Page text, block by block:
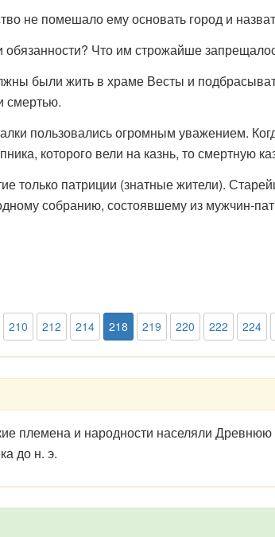
не помешало ему основать город и
Что им строжайше
были жить в храме Весты и
смертью.
пользовались огромным уважением.
которого вели на казнь, то смертную
только патриции (знатные жители).
собранию, состоявшему из мужчин-
210 212 214 218 219 220 222 224
племена и народности населяли
до н. э.